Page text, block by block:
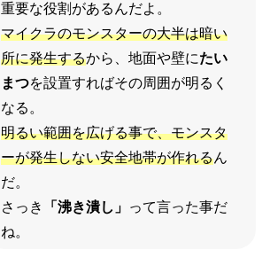
重要な役割があるんだよ。
マイクラのモンスターの大半は暗い
所に発生するから、地面や壁にたい
まつを設置すればその周囲が明るく
なる。
明るい範囲を広げる事で、モンスタ
ーが発生しない安全地帯が作れるん
だ。
さっき
「沸き潰し」 って言った事だ
ね。